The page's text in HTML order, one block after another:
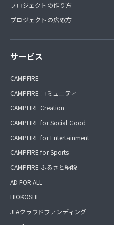
プロジェクトの作り方
プロジェクトの広め方
サービス
CAMPFIRE
CAMPFIRE コミュニティ
CAMPFIRE Creation
CAMPFIRE for Social Good
CAMPFIRE for Entertainment
CAMPFIRE for Sports
CAMPFIRE ふるさと納税
AD FOR ALL
HIOKOSHI
JFAクラウドファンディング